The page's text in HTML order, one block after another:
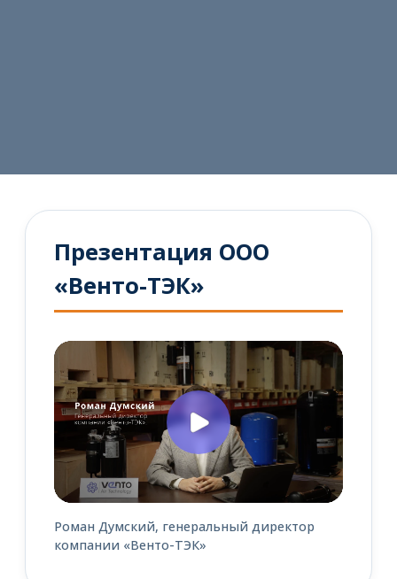
Презентация ООО
«Венто-ТЭК»
Роман Думский, генеральный директор
компании «Венто-ТЭК»